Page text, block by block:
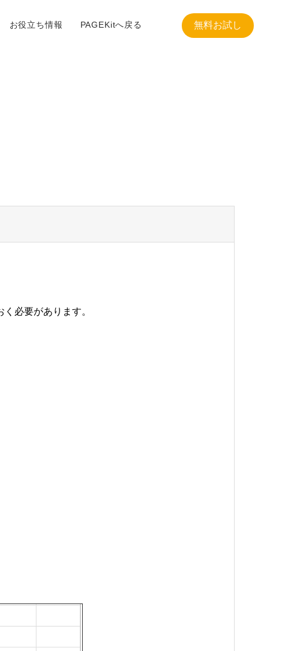
お役立ち情報 PAGEKitへ戻る 無料お試し
必要があります。